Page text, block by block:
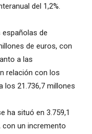
del 1,2%.
de
de euros, con
a las
relación con los
los 21.736,7 millones
ha situó en 3.759,1
con un incremento